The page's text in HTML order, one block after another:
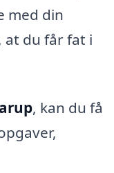
med din
at du får fat i
, kan du få